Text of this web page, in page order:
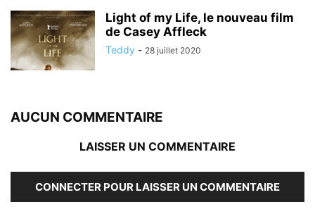
Light of my Life, le nouveau film
de Casey Affleck
Teddy - 28 juillet 2020
AUCUN COMMENTAIRE
LAISSER UN COMMENTAIRE
CONNECTER POUR LAISSER UN COMMENTAIRE